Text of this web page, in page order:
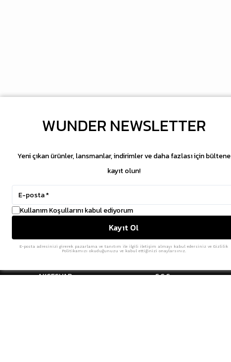
SNEAKER
AKSESUAR
HAKKIMIZDA
S.S.S
WUNDER NEWSLETTER
Yeni çıkan ürünler, lansmanlar, indirimler ve daha fazlası için bültene
kayıt olun!
Kullanım Koşullarını kabul ediyorum
Kayıt Ol
E-posta adresinizi girerek pazarlama ve tanıtım ile ilgili iletişim almayı kabul edersiniz ve Gizlilik
Politikamızı okuduğunuzu ve kabul ettiğinizi onaylarsınız.